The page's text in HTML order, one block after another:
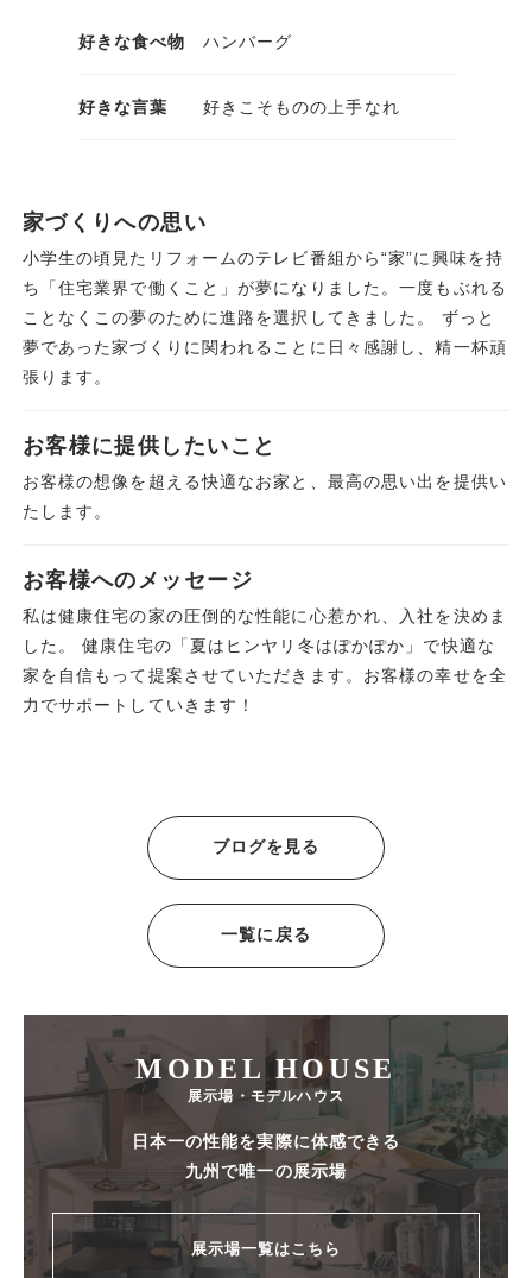
好きな食べ物 ハンバーグ
好きな言葉 好きこそものの上手なれ
家づくりへの思い
小学生の頃見たリフォームのテレビ番組から“家”に興味を持
ち「住宅業界で働くこと」が夢になりました。一度もぶれる
ことなくこの夢のために進路を選択してきました。 ずっと
夢であった家づくりに関われることに日々感謝し、精一杯頑
張ります。
お客様に提供したいこと
お客様の想像を超える快適なお家と、最高の思い出を提供い
たします。
お客様へのメッセージ
私は健康住宅の家の圧倒的な性能に心惹かれ、入社を決めま
した。 健康住宅の「夏はヒンヤリ冬はぽかぽか」で快適な
家を自信もって提案させていただきます。お客様の幸せを全
力でサポートしていきます！
ブログを見る
一覧に戻る
MODEL HOUSE
展示場・モデルハウス
日本一の性能を実際に体感できる
九州で唯一の展示場
展示場一覧はこちら